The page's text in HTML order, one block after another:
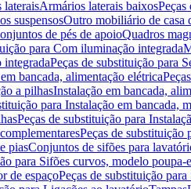
lateraisArmários laterais baixosPeças
suspensosOutro mobiliário de casa
de pés de apoioQuadros
para Com iluminação integrada
integradaPeças de substituição para
bancada, alimentação elétrica
a pilhasInstalação em bancada,
para Instalação em bancada,
Peças de substituição para
Peças de substituição
piasConjuntos de sifões para
para Sifões curvos, modelo poupa-
de espaçoPeças de substituição